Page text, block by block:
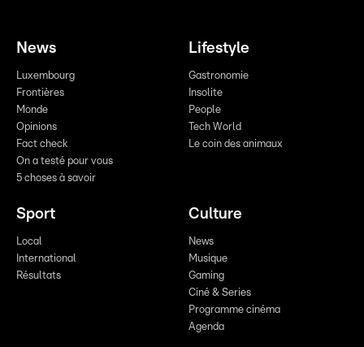
News
Luxembourg
Frontières
Monde
Opinions
Fact check
On a testé pour vous
5 choses à savoir
Lifestyle
Gastronomie
Insolite
People
Tech World
Le coin des animaux
Sport
Local
International
Résultats
Culture
News
Musique
Gaming
Ciné & Series
Programme cinéma
Agenda